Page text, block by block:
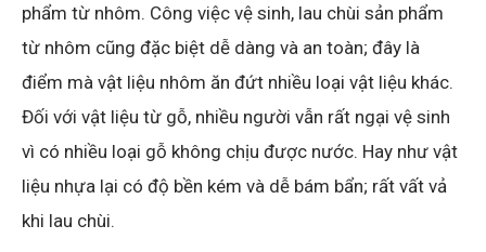
phẩm từ nhôm. Công việc vệ sinh, lau chùi sản phẩm
từ nhôm cũng đặc biệt dễ dàng và an toàn; đây là
điểm mà vật liệu nhôm ăn đứt nhiều loại vật liệu khác.
Đối với vật liệu từ gỗ, nhiều người vẫn rất ngại vệ sinh
vì có nhiều loại gỗ không chịu được nước. Hay như vật
liệu nhựa lại có độ bền kém và dễ bám bẩn; rất vất vả
khi lau chùi.